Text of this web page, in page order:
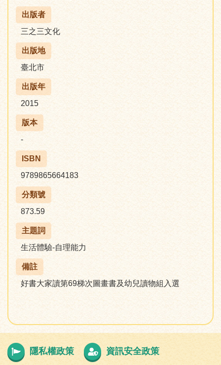
出版者
三之三文化
出版地
臺北市
出版年
2015
版本
-
ISBN
9789865664183
分類號
873.59
主題詞
生活體驗-自理能力
備註
好書大家讀第69梯次圖畫書及幼兒讀物組入選
隱私權政策 資訊安全政策